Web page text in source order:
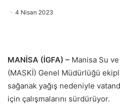
4 Nisan 2023
MANİSA (İGFA) – Manisa Su
(MASKİ) Genel Müdürlüğü
sağanak yağış nedeniyle
için çalışmalarını sürdürüyor.